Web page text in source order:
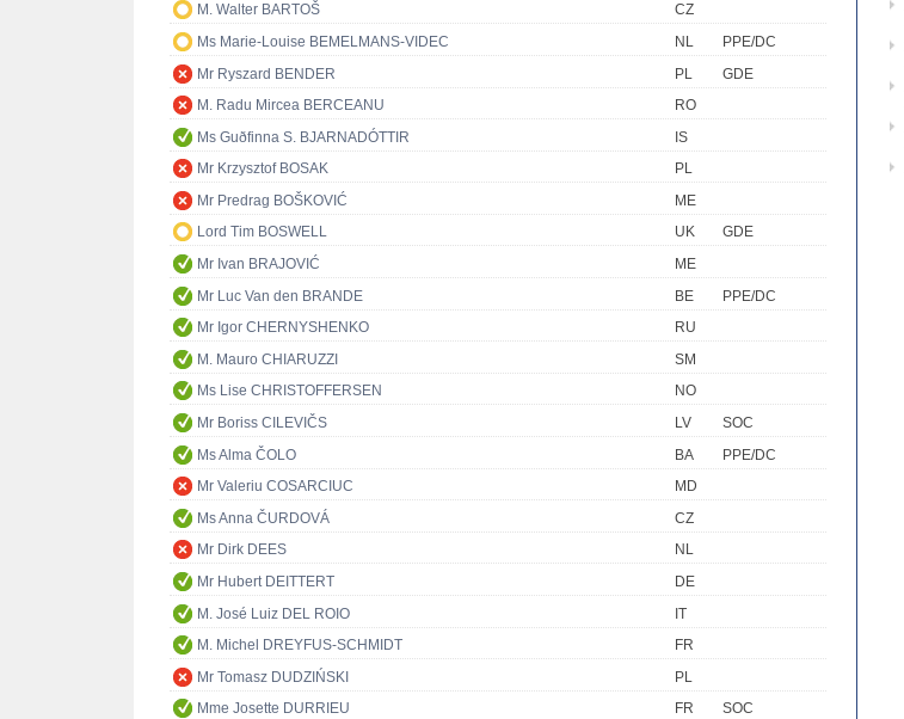
M. Walter BARTOŠ
CZ
Ms Marie-Louise BEMELMANS-VIDEC
NL
PPE/DC
Mr Ryszard BENDER
PL
GDE
M. Radu Mircea BERCEANU
RO
Ms Guðfinna S. BJARNADÓTTIR
IS
Mr Krzysztof BOSAK
PL
Mr Predrag BOŠKOVIĆ
ME
Lord Tim BOSWELL
UK
GDE
Mr Ivan BRAJOVIĆ
ME
Mr Luc Van den BRANDE
BE
PPE/DC
Mr Igor CHERNYSHENKO
RU
M. Mauro CHIARUZZI
SM
Ms Lise CHRISTOFFERSEN
NO
Mr Boriss CILEVIČS
LV
SOC
Ms Alma ČOLO
BA
PPE/DC
Mr Valeriu COSARCIUC
MD
Ms Anna ČURDOVÁ
CZ
Mr Dirk DEES
NL
Mr Hubert DEITTERT
DE
M. José Luiz DEL ROIO
IT
M. Michel DREYFUS-SCHMIDT
FR
Mr Tomasz DUDZIŃSKI
PL
Mme Josette DURRIEU
FR
SOC